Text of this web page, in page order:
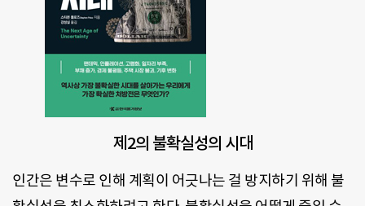
제2의 불확실성의 시대
인간은 변수로 인해 계획이 어긋나는 걸 방지하기 위해 불